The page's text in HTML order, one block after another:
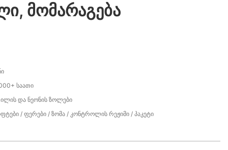
მომარაგება
საათი
და ნეონის ზოლები
/ ფერები / ზომა / კონტროლის რეჟიმი / პაკეტი